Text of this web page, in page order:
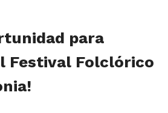
para
Festival Folclórico